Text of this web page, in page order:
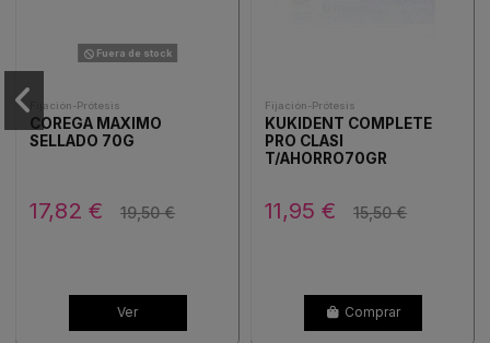
Fuera de stock
Fijación-Prótesis
COREGA MAXIMO
SELLADO 70G
17,82 € 19,50 €
Ver
Fijación-Prótesis
KUKIDENT COMPLETE
PRO CLASI
T/AHORRO70GR
11,95 € 15,50 €
Comprar